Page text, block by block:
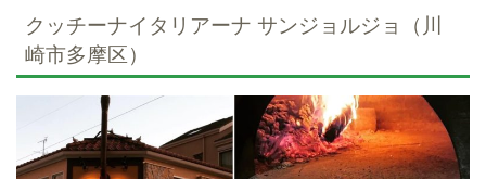
クッチーナイタリアーナ サンジョルジョ（川
崎市多摩区）